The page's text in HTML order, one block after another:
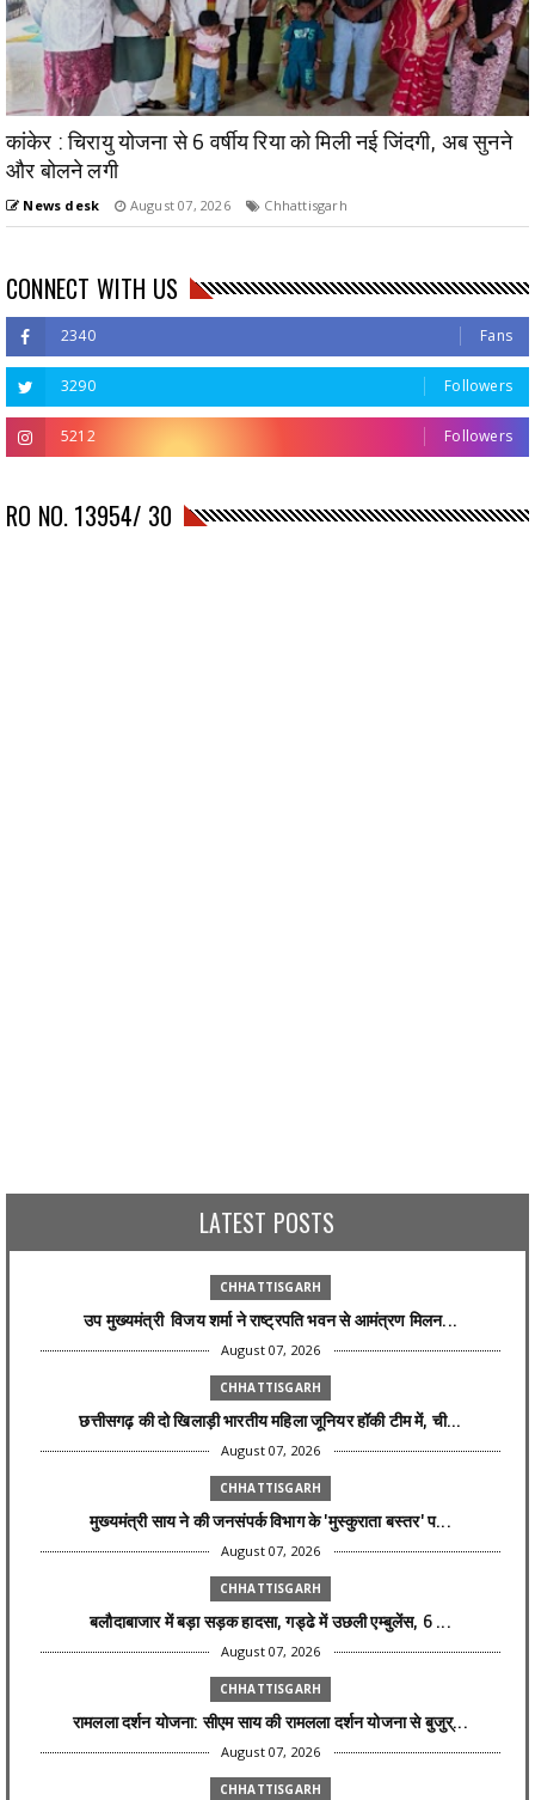
कांकेर : चिरायु योजना से 6 वर्षीय रिया को मिली नई जिंदगी, अब सुनने
और बोलने लगी
News desk August 07, 2026 Chhattisgarh
CONNECT WITH US
2340 Fans
3290 Followers
5212 Followers
RO NO. 13954/ 30
LATEST POSTS
CHHATTISGARH
उप मुख्यमंत्री विजय शर्मा ने राष्ट्रपति भवन से आमंत्रण मिलन...
August 07, 2026
CHHATTISGARH
छत्तीसगढ़ की दो खिलाड़ी भारतीय महिला जूनियर हॉकी टीम में, ची...
August 07, 2026
CHHATTISGARH
मुख्यमंत्री साय ने की जनसंपर्क विभाग के 'मुस्कुराता बस्तर' प...
August 07, 2026
CHHATTISGARH
बलौदाबाजार में बड़ा सड़क हादसा, गड्ढे में उछली एम्बुलेंस, 6 ...
August 07, 2026
CHHATTISGARH
रामलला दर्शन योजना: सीएम साय की रामलला दर्शन योजना से बुजुर्...
August 07, 2026
CHHATTISGARH